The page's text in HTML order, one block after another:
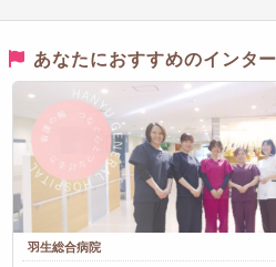
あなたにおすすめのインタ
羽生総合病院